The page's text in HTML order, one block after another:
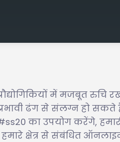
में मजबूत रुचि
ढंग से संलग्न हो सकते
का उपयोग करेंगे,
क्षेत्र से संबंधित